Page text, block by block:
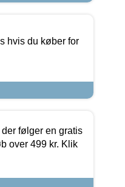
hvis du køber for
følger en gratis
over 499 kr. Klik